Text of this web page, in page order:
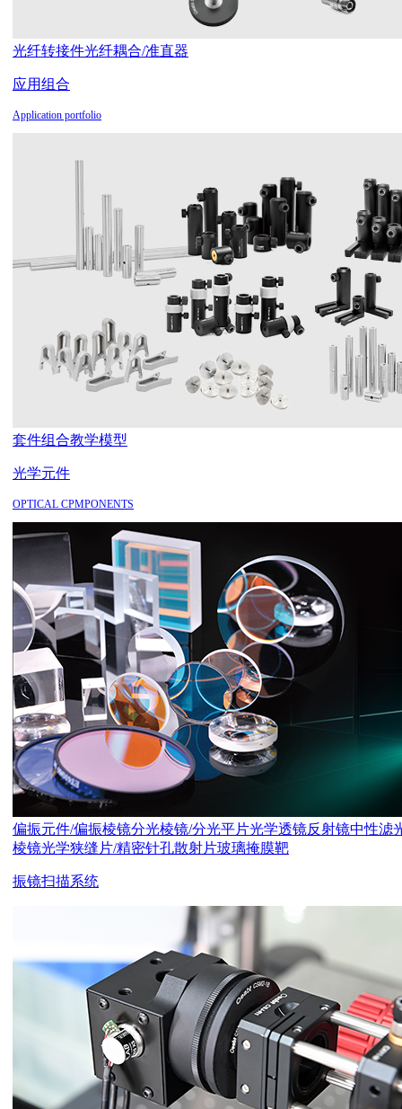
光纤转接件光纤耦合/准直器
应用组合
Application portfolio
套件组合教学模型
光学元件
OPTICAL CPMPONENTS
偏振元件/偏振棱镜分光棱镜/分光平片光学透镜反射镜中性滤
棱镜光学狭缝片/精密针孔散射片玻璃掩膜靶
振镜扫描系统